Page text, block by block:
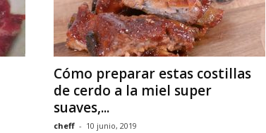
Cómo preparar estas costillas
de cerdo a la miel super
suaves,...
cheff - 10 junio, 2019